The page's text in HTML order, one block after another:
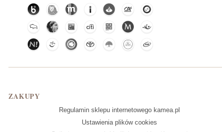
Linki w stopce
ZAKUPY
Regulamin sklepu internetowego kamea.pl
Ustawienia plików cookies